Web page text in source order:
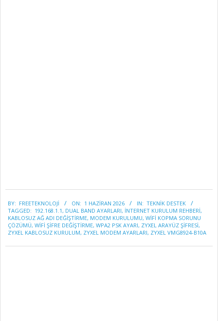
06-
01
BY: FREETEKNOLOJI ON: 1 HAZIRAN 2026 IN: TEKNİK DESTEK
TAGGED: 192.168.1.1, DUAL BAND AYARLARI, INTERNET KURULUM REHBERI,
KABLOSUZ AĞ ADI DEĞIŞTIRME, MODEM KURULUMU, WIFI KOPMA SORUNU
ÇÖZÜMÜ, WIFI ŞIFRE DEĞIŞTIRME, WPA2 PSK AYARI, ZYXEL ARAYÜZ ŞIFRESI,
ZYXEL KABLOSUZ KURULUM, ZYXEL MODEM AYARLARI, ZYXEL VMG8924-B10A